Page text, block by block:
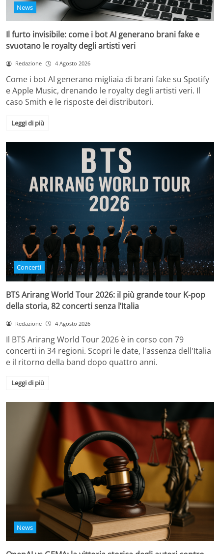
News
Il furto invisibile: come i bot AI generano brani fake e
svuotano le royalty degli artisti veri
Redazione 4 Agosto 2026
Come i bot AI generano migliaia di brani fake su Spotify
e Apple Music, drenando le royalty degli artisti veri. Il
caso Smith e le risposte dei distributori.
Leggi di più
Concerti
BTS Arirang World Tour 2026: il più grande tour K-pop
della storia, 82 concerti senza l’Italia
Redazione 4 Agosto 2026
Il BTS Arirang World Tour 2026 è in corso con 79
concerti in 34 regioni. Scopri le date, l'assenza dell'Italia
e il ritorno della band dopo quattro anni.
Leggi di più
News